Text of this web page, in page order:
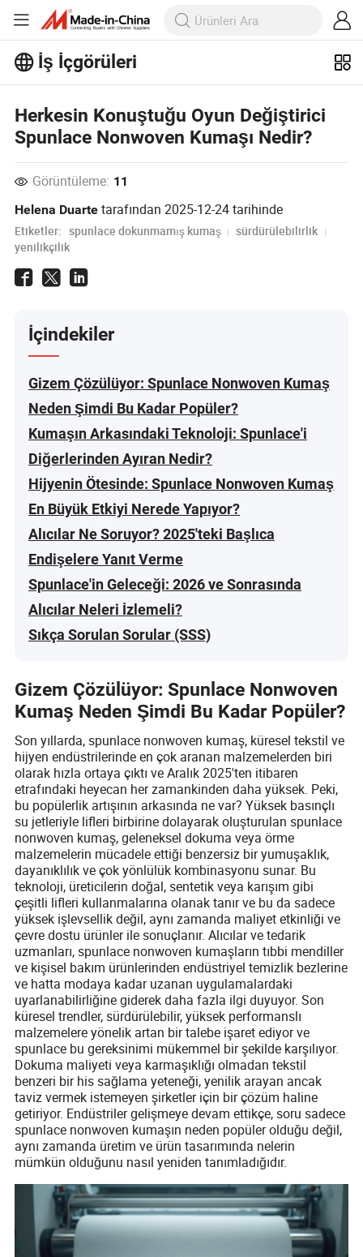
İş İçgörüleri
makaleleri keşfedin!
Daha Fazla Göster
Herkesin Konuştuğu Oyun Değiştirici
Spunlace Nonwoven Kumaşı Nedir?
Görüntüleme: 11
Helena Duarte tarafından2025-12-24tarihinde
Etiketler: spunlace dokunmamış kumaş
sürdürülebilirlik
yenilikçilik
İçindekiler
Gizem Çözülüyor: Spunlace Nonwoven Kumaş
Neden Şimdi Bu Kadar Popüler?
Kumaşın Arkasındaki Teknoloji: Spunlace'i
Diğerlerinden Ayıran Nedir?
Hijyenin Ötesinde: Spunlace Nonwoven Kumaş
En Büyük Etkiyi Nerede Yapıyor?
Alıcılar Ne Soruyor? 2025'teki Başlıca
Endişelere Yanıt Verme
Spunlace'in Geleceği: 2026 ve Sonrasında
Alıcılar Neleri İzlemeli?
Sıkça Sorulan Sorular (SSS)
Gizem Çözülüyor: Spunlace Nonwoven
Kumaş Neden Şimdi Bu Kadar Popüler?
Son yıllarda, spunlace nonwoven kumaş, küresel tekstil ve
hijyen endüstrilerinde en çok aranan malzemelerden biri
olarak hızla ortaya çıktı ve Aralık 2025'ten itibaren
etrafındaki heyecan her zamankinden daha yüksek. Peki,
bu popülerlik artışının arkasında ne var? Yüksek basınçlı
su jetleriyle lifleri birbirine dolayarak oluşturulan spunlace
nonwoven kumaş, geleneksel dokuma veya örme
malzemelerin mücadele ettiği benzersiz bir yumuşaklık,
dayanıklılık ve çok yönlülük kombinasyonu sunar. Bu
teknoloji, üreticilerin doğal, sentetik veya karışım gibi
çeşitli lifleri kullanmalarına olanak tanır ve bu da sadece
yüksek işlevsellik değil, aynı zamanda maliyet etkinliği ve
çevre dostu ürünler ile sonuçlanır. Alıcılar ve tedarik
uzmanları, spunlace nonwoven kumaşların tıbbi mendiller
ve kişisel bakım ürünlerinden endüstriyel temizlik bezlerine
ve hatta modaya kadar uzanan uygulamalardaki
uyarlanabilirliğine giderek daha fazla ilgi duyuyor. Son
küresel trendler, sürdürülebilir, yüksek performanslı
malzemelere yönelik artan bir talebe işaret ediyor ve
spunlace bu gereksinimi mükemmel bir şekilde karşılıyor.
Dokuma maliyeti veya karmaşıklığı olmadan tekstil
benzeri bir his sağlama yeteneği, yenilik arayan ancak
taviz vermek istemeyen şirketler için bir çözüm haline
getiriyor. Endüstriler gelişmeye devam ettikçe, soru sadece
spunlace nonwoven kumaşın neden popüler olduğu değil,
aynı zamanda üretim ve ürün tasarımında nelerin
mümkün olduğunu nasıl yeniden tanımladığıdır.